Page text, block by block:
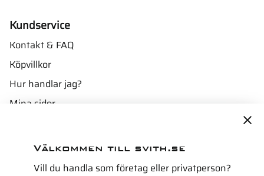
Kundservice
Kontakt & FAQ
Köpvillkor
Hur handlar jag?
Mina sidor
Reklamation och retur
Butik & Uthyrning
Välkommen till svith.se
Vill du handla som företag eller privatperson?